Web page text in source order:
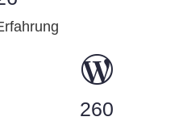
260